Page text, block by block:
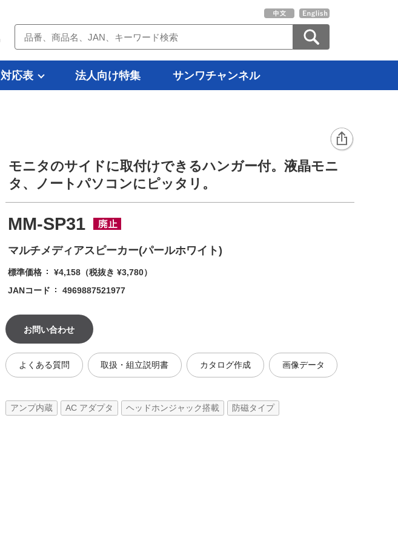
対応表 法人向け特集 サンワチャンネル
モニタのサイドに取付けできるハンガー付。液晶モニ
タ、ノートパソコンにピッタリ。
MM-SP31
マルチメディアスピーカー(パールホワイト)
標準価格 ¥4,158 （税抜き ¥3,780）
JANコード
4969887521977
お問い合わせ
よくある質問 取扱・組立説明書 カタログ作成 画像データ
アンプ内蔵 AC アダプタ ヘッドホンジャック搭載 防磁タイプ